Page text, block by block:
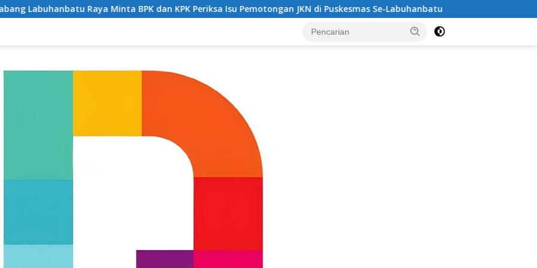
BPK dan KPK Periksa Isu Pemotongan JKN di Puskesmas Se-Labuhanbatu‎‎ ‎Bapenda Labuhanbatu Loloskan